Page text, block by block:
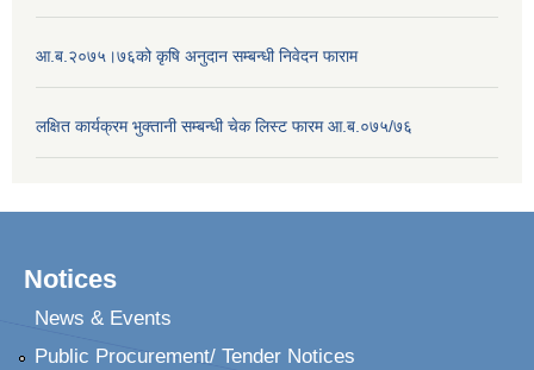
आ.ब.२०७५।७६को कृषि अनुदान सम्बन्धी निवेदन फाराम
लक्षित कार्यक्रम भुक्तानी सम्बन्धी चेक लिस्ट फारम आ.ब.०७५/७६
Notices
News & Events
Public Procurement/ Tender Notices